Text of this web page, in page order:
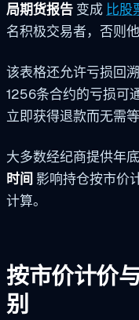
局期货报告 变成 比股
名积极交易者，否则
该表格还允许亏损回
1256条合约的亏损可
立即获得退款而无需
大多数经纪商提供年
时间 影响持仓按市价
计算。
按市价计价
别